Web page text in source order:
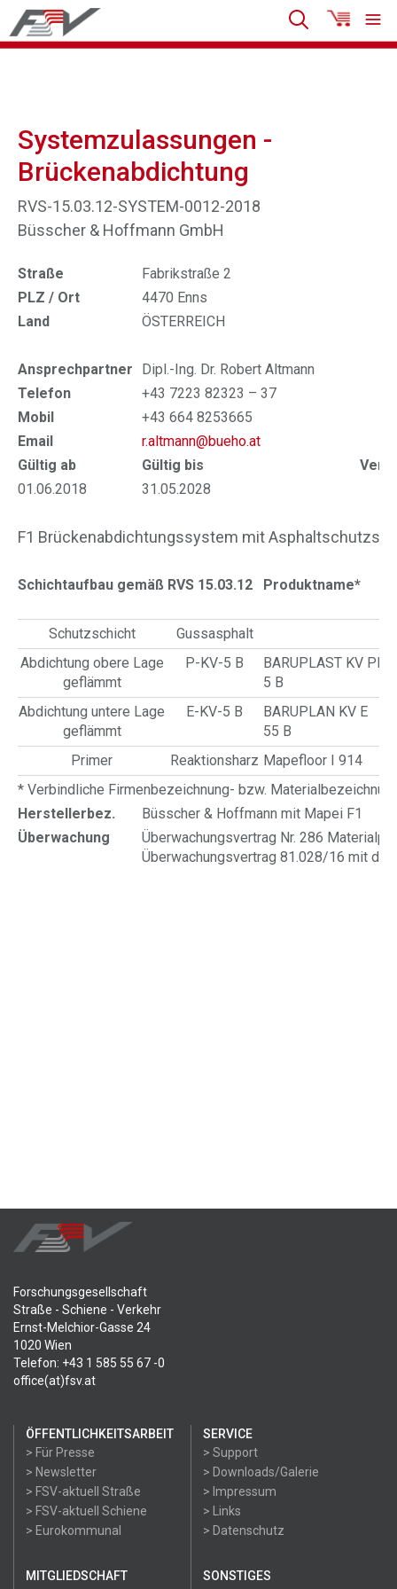
Systemzulassungen -
Brückenabdichtung
RVS-15.03.12-SYSTEM-0012-2018
Büsscher & Hoffmann GmbH
Straße
Fabrikstraße 2
PLZ / Ort
4470 Enns
Land
ÖSTERREICH
Ansprechpartner
Dipl.-Ing. Dr. Robert Altmann
Telefon
+43 7223 82323 – 37
Mobil
+43 664 8253665
Email
r.altmann@bueho.at
Gültig ab
Gültig bis
01.06.2018
31.05.2028
F1 Brückenabdichtungssystem mit
Schichtaufbau gemäß RVS 15.03.12 Produktname*
Schutzschicht
Gussasphalt
Abdichtung obere Lage
geflämmt
P-KV-5 B
BARUPLAST KV PL
5 B
Abdichtung untere Lage
geflämmt
E-KV-5 B
BARUPLAN KV E
55 B
Primer
Reaktionsharz Mapefloor I 914
* Verbindliche Firmenbezeichnung- bzw.
Herstellerbez.
Büsscher & Hoffmann mit Mapei F1
Überwachung
Überwachungsvertrag Nr. 286
Überwachungsvertrag 81.028/16 mit der
Forschungsgesellschaft
Straße - Schiene - Verkehr
Ernst-Melchior-Gasse 24
1020 Wien
Telefon: +43 1 585 55 67 -0
office(at)fsv.at
ÖFFENTLICHKEITSARBEIT
> Für Presse
> Newsletter
> FSV-aktuell Straße
> FSV-aktuell Schiene
> Eurokommunal
SERVICE
> Support
> Downloads/Galerie
> Impressum
> Links
> Datenschutz
MITGLIEDSCHAFT
SONSTIGES